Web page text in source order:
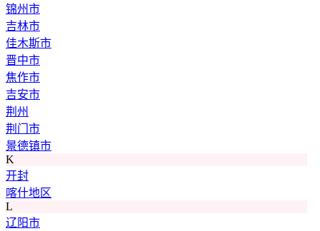
锦州市
吉林市
佳木斯市
晋中市
焦作市
吉安市
荆州
荆门市
景德镇市
K
开封
喀什地区
L
辽阳市